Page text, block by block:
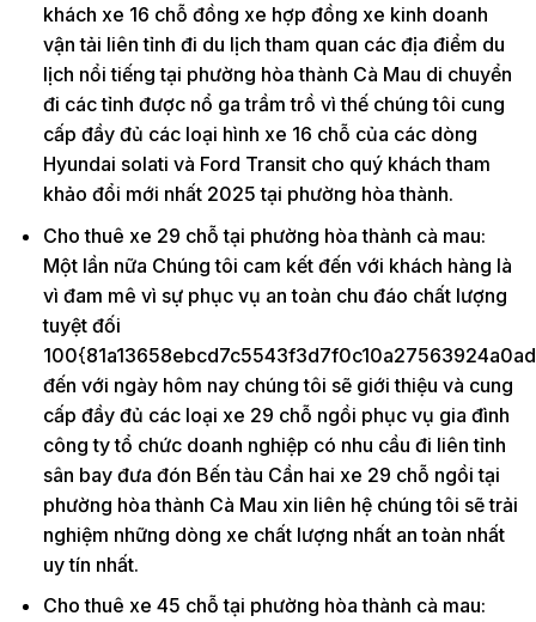
khách xe 16 chỗ đồng xe hợp đồng xe kinh doanh
vận tải liên tỉnh đi du lịch tham quan các địa điểm du
lịch nổi tiếng tại phường hòa thành Cà Mau di chuyển
đi các tỉnh được nổ ga trầm trồ vì thế chúng tôi cung
cấp đầy đủ các loại hình xe 16 chỗ của các dòng
Hyundai solati và Ford Transit cho quý khách tham
khảo đổi mới nhất 2025 tại phường hòa thành.
Cho thuê xe 29 chỗ tại phường hòa thành cà mau:
Một lần nữa Chúng tôi cam kết đến với khách hàng là
vì đam mê vì sự phục vụ an toàn chu đáo chất lượng
tuyệt đối
đến với ngày hôm nay chúng tôi sẽ giới thiệu và cung
cấp đầy đủ các loại xe 29 chỗ ngồi phục vụ gia đình
công ty tổ chức doanh nghiệp có nhu cầu đi liên tỉnh
sân bay đưa đón Bến tàu Cần hai xe 29 chỗ ngồi tại
phường hòa thành Cà Mau xin liên hệ chúng tôi sẽ trải
nghiệm những dòng xe chất lượng nhất an toàn nhất
uy tín nhất.
Cho thuê xe 45 chỗ tại phường hòa thành cà mau: